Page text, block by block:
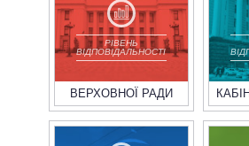
РІВЕНЬ
ВІДПОВІДАЛЬНОСТІ
ВЕРХОВНОЇ РАДИ